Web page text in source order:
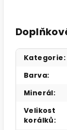
Kategorie:
Barva:
Minerál:
Velikost
korálků: